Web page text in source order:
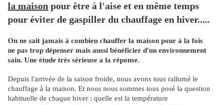
la maison pour être à l'aise et en même temps
pour éviter de gaspiller du chauffage en hiver.....
On ne sait jamais à combien chauffer la maison pour à la fois
ne pas trop dépenser mais aussi bénéficier d'un environnement
sain. Une étude très sérieuse a la réponse.
Depuis l'arrivée de la saison froide, nous avons tous rallumé le
chauffage à la maison. Et nous nous sommes tous posé la question
habituelle de chaque hiver : quelle est la température